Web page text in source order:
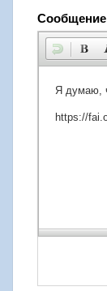
Сообщение